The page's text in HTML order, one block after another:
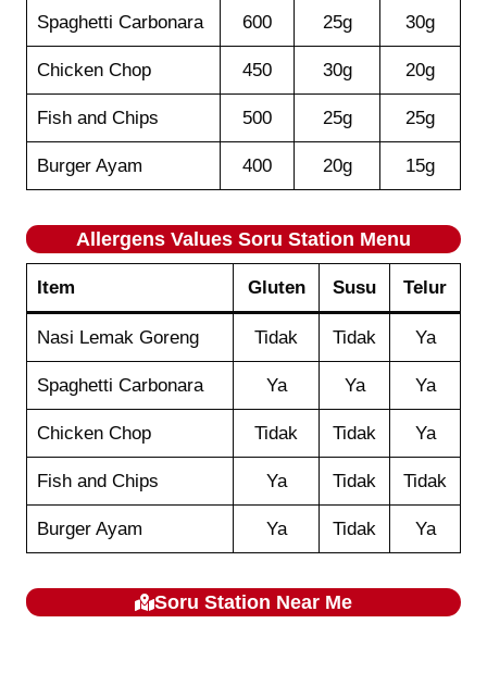
Spaghetti Carbonara 600 25g 30g
Chicken Chop 450 30g 20g
Fish and Chips 500 25g 25g
Burger Ayam 400 20g 15g
Allergens Values Soru Station Menu
Item Gluten Susu Telur
Nasi Lemak Goreng Tidak Tidak Ya
Spaghetti Carbonara Ya Ya Ya
Chicken Chop Tidak Tidak Ya
Fish and Chips Ya Tidak Tidak
Burger Ayam Ya Tidak Ya
Soru Station Near Me